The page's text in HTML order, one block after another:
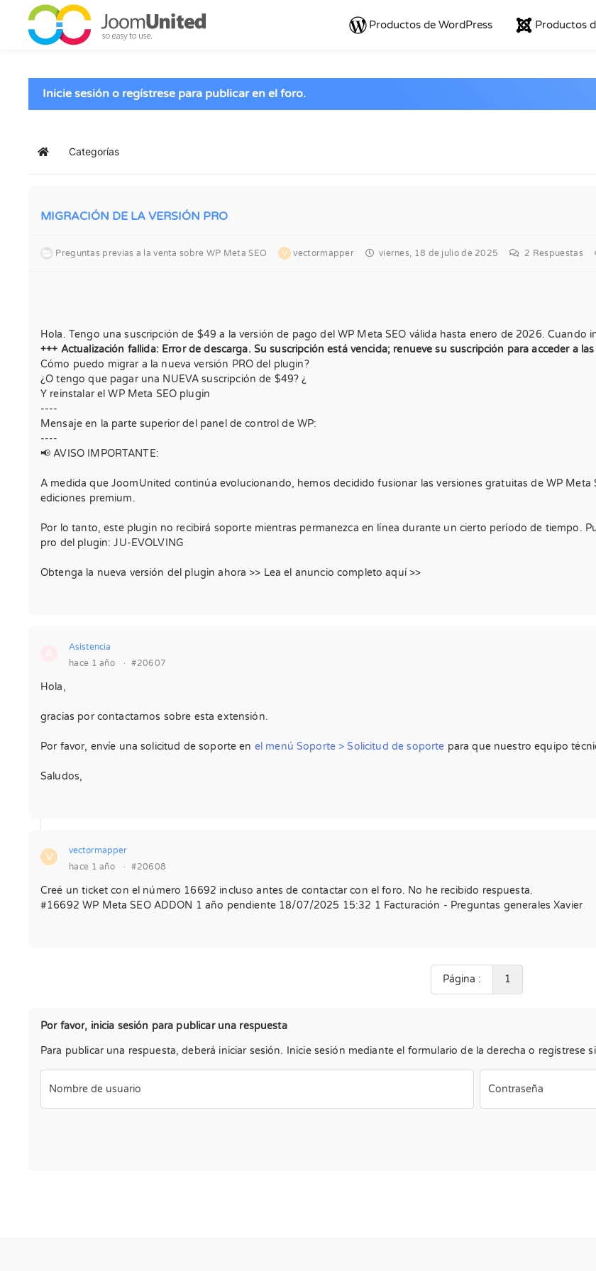
Saltar al contenido principal
Productos de WordPress Productos
Inicie sesión o regístrese para publicar en el foro.
Inicio Categorías
MIGRACIÓN DE LA VERSIÓN PRO
Preguntas previas a la venta sobre WP Meta SEO V vectormapper viernes, 18 de julio de 2025 2 Respuestas
Hola. Tengo una suscripción de $49 a la versión de pago del WP Meta SEO válida hasta enero de 2026. Cuando
+++ Actualización fallida: Error de descarga. Su suscripción está vencida; renueve su suscripción para acceder a
Cómo puedo migrar a la nueva versión PRO del plugin?
¿O tengo que pagar una NUEVA suscripción de $49? ¿
Y reinstalar el WP Meta SEO plugin
----
Mensaje en la parte superior del panel de control de WP:
----
📢 AVISO IMPORTANTE:
A medida que JoomUnited continúa evolucionando, hemos decidido fusionar las versiones gratuitas de WP Meta
ediciones premium.
Por lo tanto, este plugin no recibirá soporte mientras permanezca en línea durante un cierto período de tiempo.
pro del plugin: JU-EVOLVING
Obtenga la nueva versión del plugin ahora >> Lea el anuncio completo aquí >>
Asistencia
hace 1 año
· #20607
Hola,
gracias por contactarnos sobre esta extensión.
Por favor, envíe una solicitud de soporte en el menú Soporte > Solicitud de soporte para que nuestro equipo
Saludos,
V
vectormapper
hace 1 año
· #20608
Creé un ticket con el número 16692 incluso antes de contactar con el foro. No he recibido respuesta.
#16692 WP Meta SEO ADDON 1 año pendiente 18/07/2025 15:32 1 Facturación - Preguntas generales Xavier
Página : 1
Por favor, inicia sesión para publicar una respuesta
Para publicar una respuesta, deberá iniciar sesión. Inicie sesión mediante el formulario de la derecha o regístrese
Nombre de usuario Contraseña